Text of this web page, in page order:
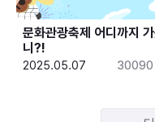
문화관광축제 어디까지
니?!
2025.05.07 30090